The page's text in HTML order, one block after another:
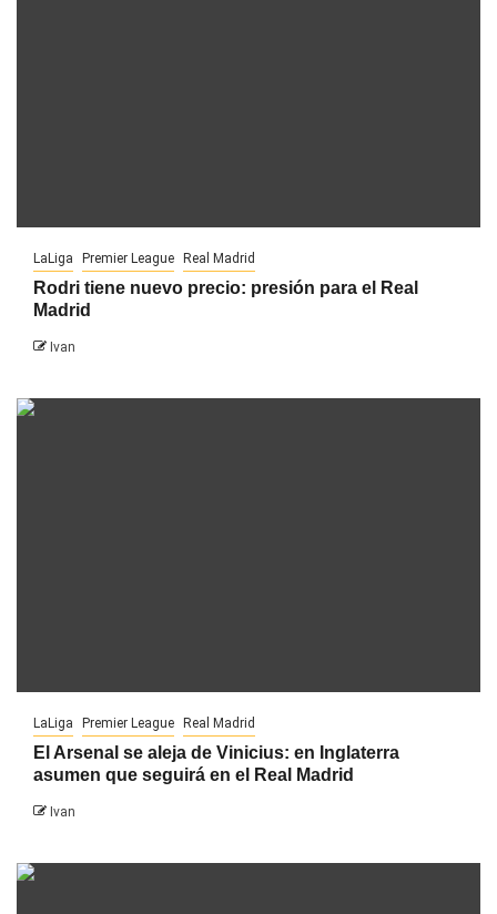
LaLiga Premier League Real Madrid
Rodri tiene nuevo precio: presión para el Real
Madrid
Ivan
LaLiga Premier League Real Madrid
El Arsenal se aleja de Vinicius: en Inglaterra
asumen que seguirá en el Real Madrid
Ivan